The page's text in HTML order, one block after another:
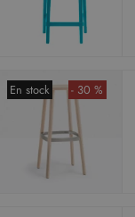
En stock - 30 %